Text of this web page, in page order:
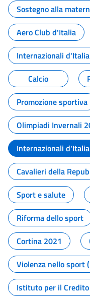
Sostegno alla
Aero Club d'Italia
Internazionali
Calcio
Promozione sportiva
Olimpiadi Invernali
Internazionali
Cavalieri della
Sport e salute
Riforma dello sport
Cortina 2021
Violenza nello sport
Istituto per il